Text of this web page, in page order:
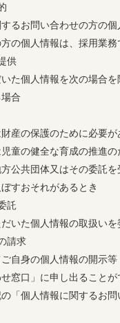
るお問い合わせの方の
の個人情報は、採用業務
供
た個人情報を次の場合
合
財産の保護のために必要
児童の健全な育成の推進
方公共団体又はその委託
すおそれがあるとき
託
いた個人情報の取扱いを
請求
自身の個人情報の開示
窓口」に申し出ること
記の「個人情報に関